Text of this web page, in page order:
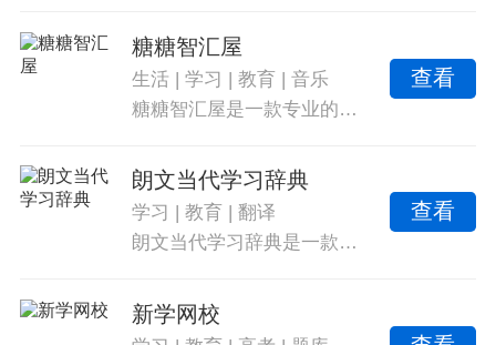
糖糖智汇屋
生活 |学习 |教育 |音乐
糖糖智汇屋是一款专业的学习软件。通过有趣的沙盘测试和丰富的情境吸引孩子的注意力，帮助孩子在寓教于乐中养成良好行为习惯。家长可以随时关注孩子的心智成长，辅助教育，满足孩子的成长需求。
查看
朗文当代学习辞典
学习 |教育 |翻译
朗文当代学习辞典是一款专为学习者提供便利的学习教育类软件。无论是在看海外剧情时遇到不理解的单词和短句，还是需要查询语法解析或翻译德语文献，用户都可以轻松通过输入相关内容并点击查询来获取准确的互译结果。
查看
新学网校